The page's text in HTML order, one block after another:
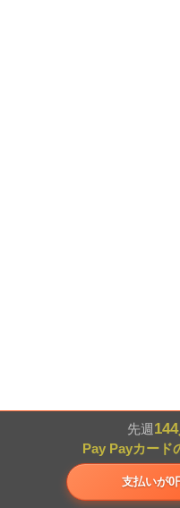
先週
Pay Payカード
支払いが0